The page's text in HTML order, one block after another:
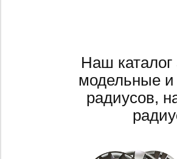
Наш
модельные и
радиусов,